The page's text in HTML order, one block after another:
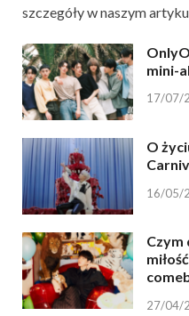
szczegóły w naszym
mini-
17/07/
O
16/05/
Czym
27/04/